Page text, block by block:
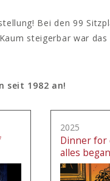
Bei den 99
steigerbar war
seit 1982 an!
2025
Dinner for
alles